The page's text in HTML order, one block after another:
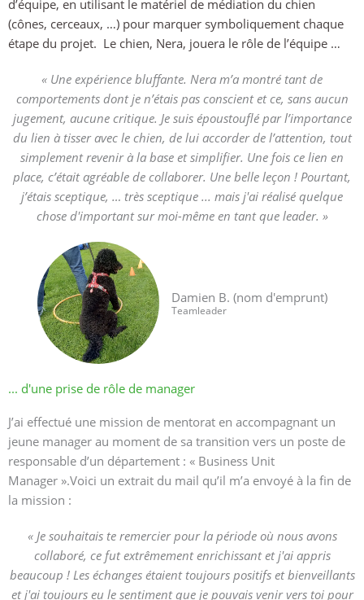
d’équipe, en utilisant le matériel de médiation du chien
(cônes, cerceaux, …) pour marquer symboliquement chaque
étape du projet. Le chien, Nera, jouera le rôle de l’équipe …
« Une expérience bluffante. Nera m’a montré tant de
comportements dont je n’étais pas conscient et ce, sans aucun
jugement, aucune critique. Je suis époustouflé par l’importance
du lien à tisser avec le chien, de lui accorder de l’attention, tout
simplement revenir à la base et simplifier. Une fois ce lien en
place, c’était agréable de collaborer. Une belle leçon ! Pourtant,
j’étais sceptique, … très sceptique ... mais j'ai réalisé quelque
chose d'important sur moi-même en tant que leader. »
Damien B. (nom d'emprunt)
Teamleader
... d'une prise de rôle de manager​
J’ai effectué une mission de mentorat en accompagnant un
jeune manager au moment de sa transition vers un poste de
responsable d’un département : « Business Unit
Manager ».Voici un extrait du mail qu’il m’a envoyé à la fin de
la mission :
« Je souhaitais te remercier pour la période où nous avons
collaboré, ce fut extrêmement enrichissant et j'ai appris
beaucoup ! Les échanges étaient toujours positifs et bienveillants
et j'ai toujours eu le sentiment que je pouvais venir vers toi pour